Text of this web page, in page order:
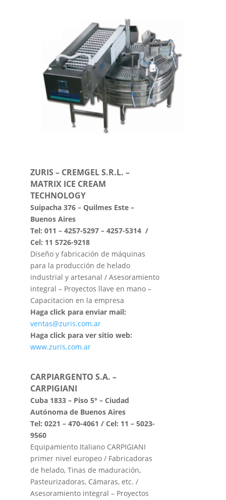
ZURIS – CREMGEL S.R.L. –
MATRIX ICE CREAM
TECHNOLOGY
Suipacha 376 – Quilmes Este –
Buenos Aires
Tel: 011 – 4257-5297 – 4257-5314 /
Cel: 11 5726-9218
Diseño y fabricación de máquinas
para la producción de helado
industrial y artesanal / Asesoramiento
integral – Proyectos llave en mano –
Capacitacion en la empresa
Haga click para enviar mail:
ventas@zuris.com.ar
Haga click para ver sitio web:
www.zuris.com.ar
CARPIARGENTO S.A. –
CARPIGIANI
Cuba 1833 – Piso 5° – Ciudad
Autónoma de Buenos Aires
Tel: 0221 – 470-4061 / Cel: 11 – 5023-
9560
Equipamiento Italiano CARPIGIANI
primer nivel europeo / Fabricadoras
de helado, Tinas de maduración,
Pasteurizadoras, Cámaras, etc. /
Asesoramiento integral – Proyectos